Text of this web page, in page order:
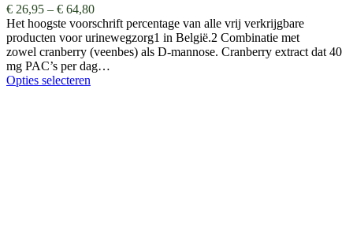
€ 26,95 – € 64,80
Het hoogste voorschrift percentage van alle vrij verkrijgbare
producten voor urinewegzorg1 in België.2 Combinatie met
zowel cranberry (veenbes) als D-mannose. Cranberry extract dat 40
mg PAC’s per dag…
Opties selecteren